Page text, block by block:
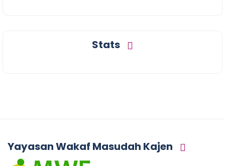
Stats
Yayasan Wakaf Masudah Kajen